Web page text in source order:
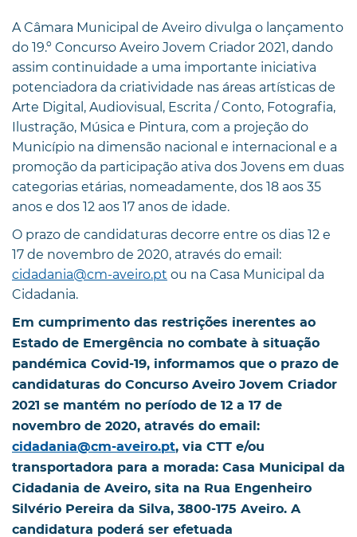
A Câmara Municipal de Aveiro divulga o lançamento
do 19.º Concurso Aveiro Jovem Criador 2021, dando
assim continuidade a uma importante iniciativa
potenciadora da criatividade nas áreas artísticas de
Arte Digital, Audiovisual, Escrita / Conto, Fotografia,
Ilustração, Música e Pintura, com a projeção do
Município na dimensão nacional e internacional e a
promoção da participação ativa dos Jovens em duas
categorias etárias, nomeadamente, dos 18 aos 35
anos e dos 12 aos 17 anos de idade.
O prazo de candidaturas decorre entre os dias 12 e
17 de novembro de 2020, através do email:
cidadania@cm-aveiro.pt ou na Casa Municipal da
Cidadania.
Em cumprimento das restrições inerentes ao
Estado de Emergência no combate à situação
pandémica Covid-19, informamos que o prazo de
candidaturas do Concurso Aveiro Jovem Criador
2021 se mantém no período de 12 a 17 de
novembro de 2020, através do email:
cidadania@cm-aveiro.pt, via CTT e/ou
transportadora para a morada: Casa Municipal da
Cidadania de Aveiro, sita na Rua Engenheiro
Silvério Pereira da Silva, 3800-175 Aveiro. A
candidatura poderá ser efetuada